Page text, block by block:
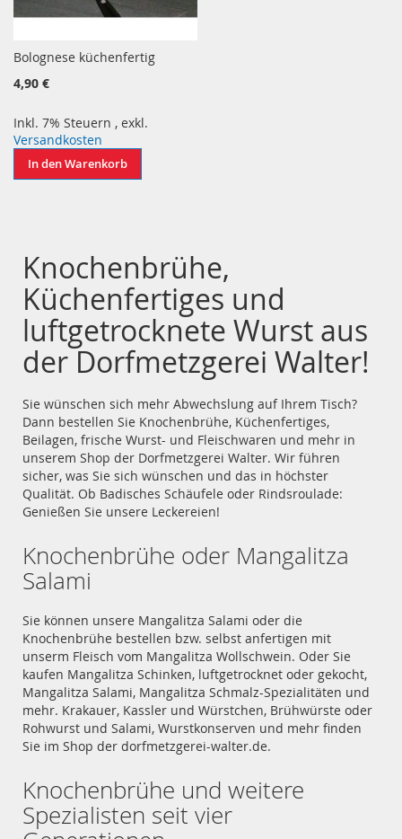
Bolognese küchenfertig
4,90 €
Inkl. 7% Steuern , exkl.
Versandkosten
In den Warenkorb
Knochenbrühe,
Küchenfertiges und
luftgetrocknete Wurst aus
der Dorfmetzgerei Walter!
Sie wünschen sich mehr Abwechslung auf Ihrem Tisch?
Dann bestellen Sie Knochenbrühe, Küchenfertiges,
Beilagen, frische Wurst- und Fleischwaren und mehr in
unserem Shop der Dorfmetzgerei Walter. Wir führen
sicher, was Sie sich wünschen und das in höchster
Qualität. Ob Badisches Schäufele oder Rindsroulade:
Genießen Sie unsere Leckereien!
Knochenbrühe oder Mangalitza
Salami
Sie können unsere Mangalitza Salami oder die
Knochenbrühe bestellen bzw. selbst anfertigen mit
unserm Fleisch vom Mangalitza Wollschwein. Oder Sie
kaufen Mangalitza Schinken, luftgetrocknet oder gekocht,
Mangalitza Salami, Mangalitza Schmalz-Spezialitäten und
mehr. Krakauer, Kassler und Würstchen, Brühwürste oder
Rohwurst und Salami, Wurstkonserven und mehr finden
Sie im Shop der dorfmetzgerei-walter.de.
Knochenbrühe und weitere
Spezialisten seit vier